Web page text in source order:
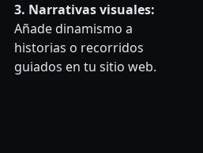
3. Narrativas visuales:
Añade dinamismo a
historias o recorridos
guiados en tu sitio web.